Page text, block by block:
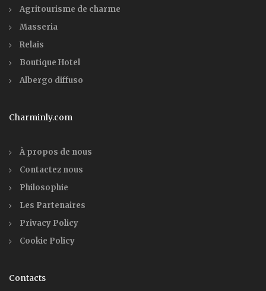
Agritourisme de charme
Masseria
Relais
Boutique Hotel
Albergo diffuso
Charminly.com
À propos de nous
Contactez nous
Philosophie
Les Partenaires
Privacy Policy
Cookie Policy
Contacts